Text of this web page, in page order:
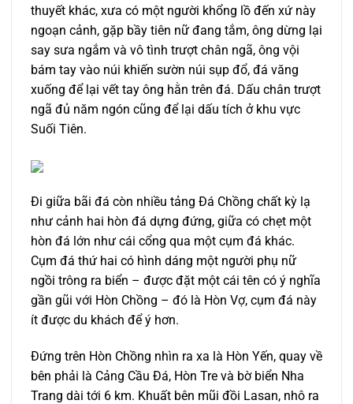
thuyết khác, xưa có một người khổng lồ đến xứ này
ngoạn cảnh, gặp bầy tiên nữ đang tắm, ông dừng lại
say sưa ngắm và vô tình trượt chân ngã, ông vội
bám tay vào núi khiến sườn núi sụp đổ, đá văng
xuống để lại vết tay ông hằn trên đá. Dấu chân trượt
ngã đủ năm ngón cũng để lại dấu tích ở khu vực
Suối Tiên.
Đi giữa bãi đá còn nhiều tảng Đá Chồng chất kỳ lạ
như cảnh hai hòn đá dựng đứng, giữa có chẹt một
hòn đá lớn như cái cổng qua một cụm đá khác.
Cụm đá thứ hai có hình dáng một người phụ nữ
ngồi trông ra biển – được đặt một cái tên có ý nghĩa
gần gũi với Hòn Chồng – đó là Hòn Vợ, cụm đá này
ít được du khách để ý hơn.
Đứng trên Hòn Chồng nhìn ra xa là Hòn Yến, quay về
bên phải là Cảng Cầu Đá, Hòn Tre và bờ biển Nha
Trang dài tới 6 km. Khuất bên mũi đồi Lasan, nhô ra